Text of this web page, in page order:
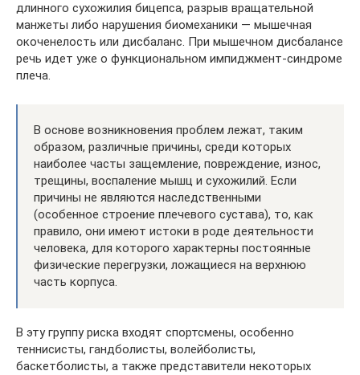
длинного сухожилия бицепса, разрыв вращательной
манжеты либо нарушения биомеханики — мышечная
окоченелость или дисбаланс. При мышечном дисбалансе
речь идет уже о функциональном импиджмент-синдроме
плеча.
В основе возникновения проблем лежат, таким
образом, различные причины, среди которых
наиболее часты защемление, повреждение, износ,
трещины, воспаление мышц и сухожилий. Если
причины не являются наследственными
(особенное строение плечевого сустава), то, как
правило, они имеют истоки в роде деятельности
человека, для которого характерны постоянные
физические перегрузки, ложащиеся на верхнюю
часть корпуса.
В эту группу риска входят спортсмены, особенно
теннисисты, гандболисты, волейболисты,
баскетболисты, а также представители некоторых